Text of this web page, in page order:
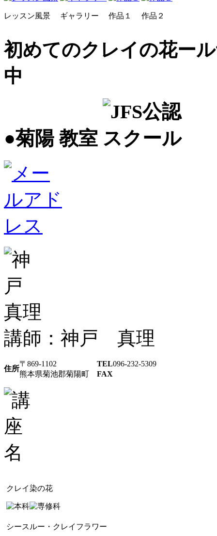
レッスン風景 ギャラリー 作品１ 作品２
初めてのクレイの花ー
中
●菊陽 教室
講師：神戸 真理
住所
〒869-1102
熊本県菊池郡菊陽町
TEL096-232-5309
FAX
クレイ染の花
シースルー・クレイフラワー